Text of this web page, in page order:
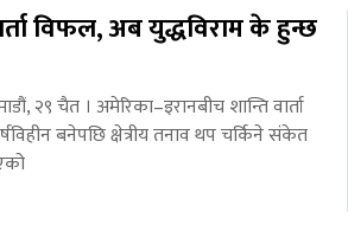
विफल, अब युद्धविराम के हुन्छ
२९ चैत । अमेरिका–इरानबीच शान्ति वार्ता
बनेपछि क्षेत्रीय तनाव थप चर्किने संकेत